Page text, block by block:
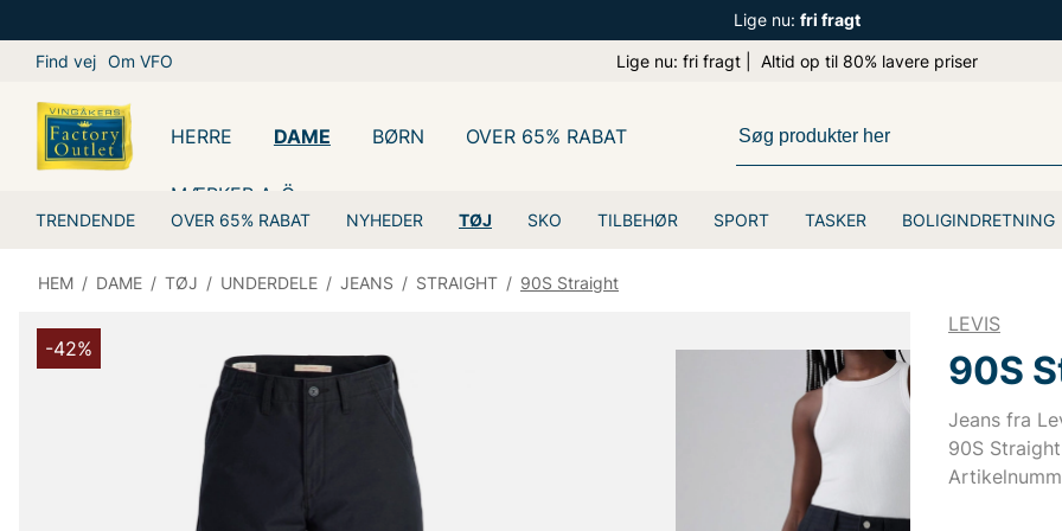
Lige nu: fri fragt
Find vej Om VFO Lige nu: fri fragt | Altid op til 80% lavere priser
HERRE DAME
TRENDENDE OVER 65% RABAT NYHEDER TØJ SKO TILBEHØR SPORT TASKER BOLIGINDRETNING
BØRN OVER 65% RABAT
MÆRKER A-Ö
HEM / DAME / TØJ / UNDERDELE / JEANS / STRAIGHT / 90S Straight
-42%
LEVIS
90S
Jeans fra
90S